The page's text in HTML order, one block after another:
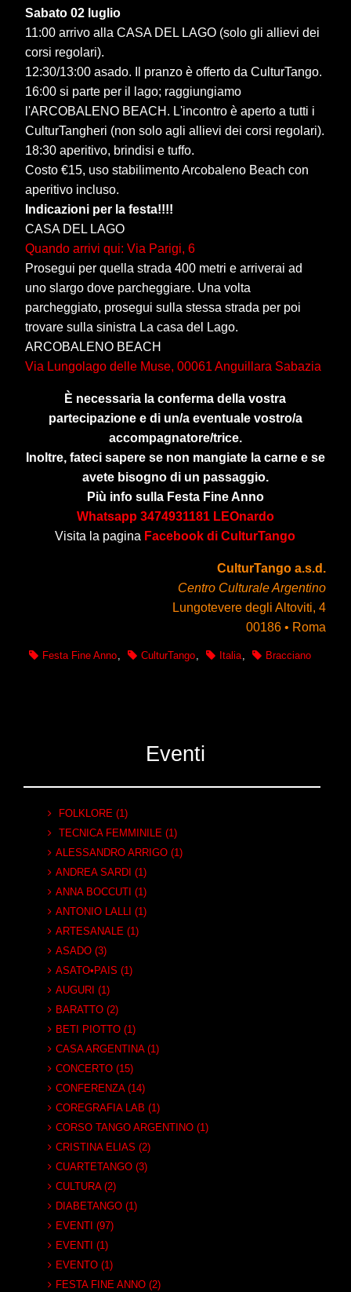
Sabato 02 luglio
11:00 arrivo alla CASA DEL LAGO (solo gli allievi dei
corsi regolari).
12:30/13:00 asado. Il pranzo è offerto da CulturTango.
16:00 si parte per il lago; raggiungiamo
l'ARCOBALENO BEACH. L'incontro è aperto a tutti i
CulturTangheri (non solo agli allievi dei corsi regolari).
18:30 aperitivo, brindisi e tuffo.
Costo €15, uso stabilimento Arcobaleno Beach con
aperitivo incluso.
Indicazioni per la festa!!!!
CASA DEL LAGO
Quando arrivi qui: Via Parigi, 6
Prosegui per quella strada 400 metri e arriverai ad
uno slargo dove parcheggiare. Una volta
parcheggiato, prosegui sulla stessa strada per poi
trovare sulla sinistra La casa del Lago.
ARCOBALENO BEACH
Via Lungolago delle Muse, 00061 Anguillara Sabazia
È necessaria la conferma della vostra
partecipazione e di un/a eventuale vostro/a
accompagnatore/trice.
Inoltre, fateci sapere se non mangiate la carne e se
avete bisogno di un passaggio.
Più info sulla Festa Fine Anno
Whatsapp 3474931181 LEOnardo
Visita la pagina Facebook di CulturTango
CulturTango a.s.d.
Centro Culturale Argentino
Lungotevere degli Altoviti, 4
00186 • Roma
Festa Fine Anno, CulturTango, Italia, Bracciano
Eventi
FOLKLORE (1)
TECNICA FEMMINILE (1)
ALESSANDRO ARRIGO (1)
ANDREA SARDI (1)
ANNA BOCCUTI (1)
ANTONIO LALLI (1)
ARTESANALE (1)
ASADO (3)
ASATO•PAIS (1)
AUGURI (1)
BARATTO (2)
BETI PIOTTO (1)
CASA ARGENTINA (1)
CONCERTO (15)
CONFERENZA (14)
COREGRAFIA LAB (1)
CORSO TANGO ARGENTINO (1)
CRISTINA ELIAS (2)
CUARTETANGO (3)
CULTURA (2)
DIABETANGO (1)
EVENTI (97)
EVENTI (1)
EVENTO (1)
FESTA FINE ANNO (2)